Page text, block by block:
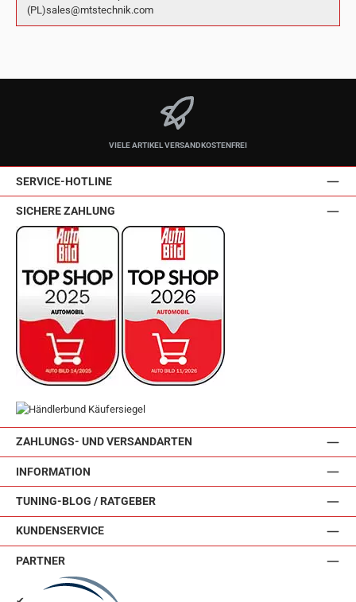
(PL)sales@mtstechnik.com
VIELE ARTIKEL VERSANDKOSTENFREI
SERVICE-HOTLINE
ZAHLUNGS- UND VERSANDARTEN
INFORMATION
TUNING-BLOG / RATGEBER
KUNDENSERVICE
SICHERE ZAHLUNG
PARTNER